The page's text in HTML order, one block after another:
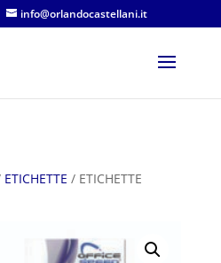
info@orlandocastellani.it
ETICHETTE / ETICHETTE